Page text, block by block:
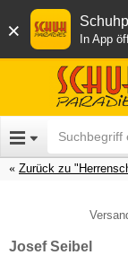
× In App
Zurück zu
Josef Seibel